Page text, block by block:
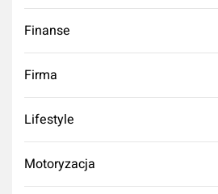
Finanse
Firma
Lifestyle
Motoryzacja